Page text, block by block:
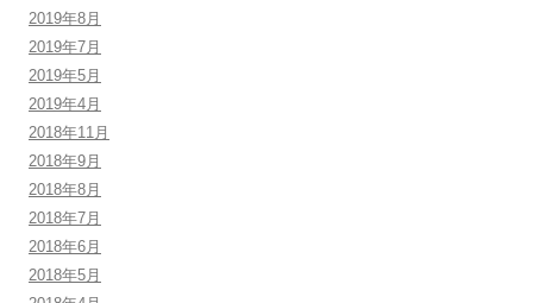
2019年8月
2019年7月
2019年5月
2019年4月
2018年11月
2018年9月
2018年8月
2018年7月
2018年6月
2018年5月